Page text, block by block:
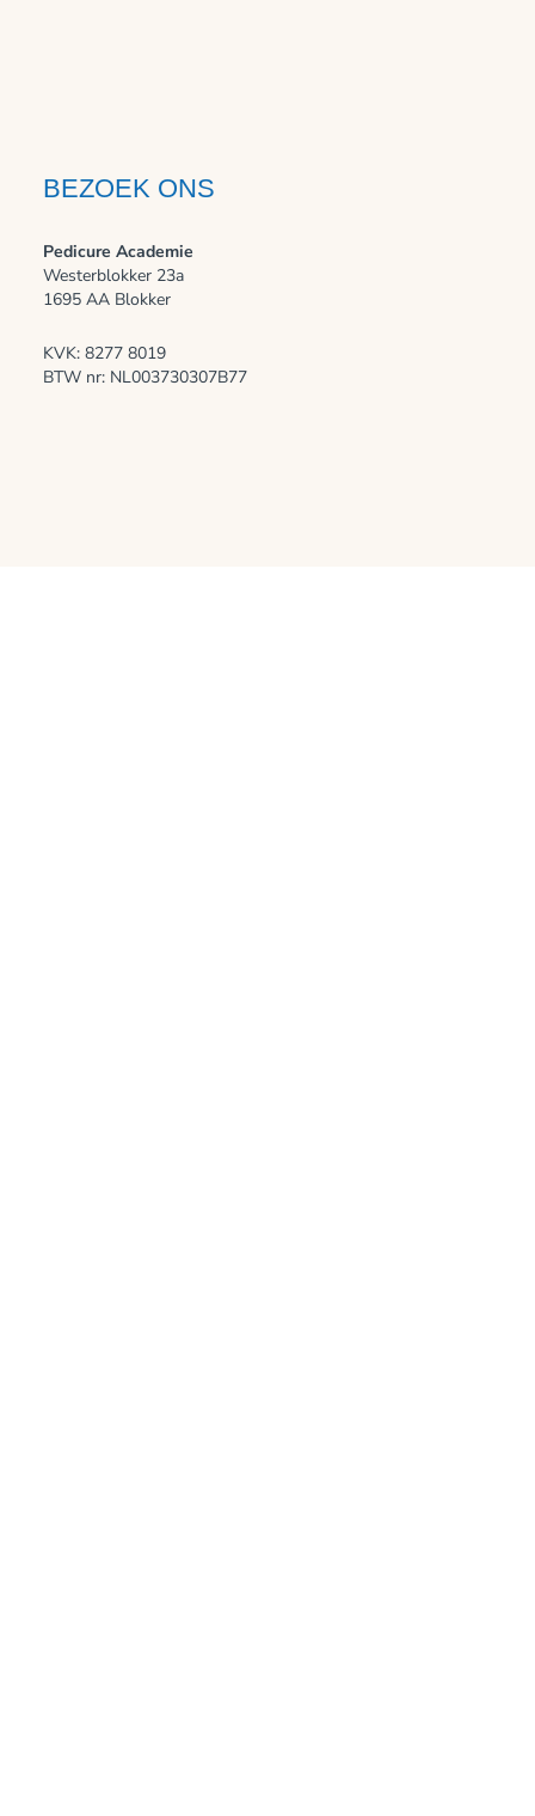
BEZOEK ONS
Pedicure Academie
Westerblokker 23a
1695 AA Blokker
KVK: 8277 8019
BTW nr: NL003730307B77